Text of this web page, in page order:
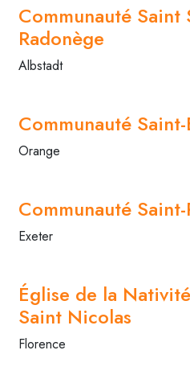
Communauté Saint
Radonège
Albstadt
Communauté
Orange
Communauté
Exeter
Église de la
Saint Nicolas
Florence